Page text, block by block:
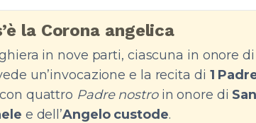
la Corona angelica
in nove parti, ciascuna in onore
un’invocazione e la recita di 1
quattro Padre nostroin onore di
e dell’Angelo custode.